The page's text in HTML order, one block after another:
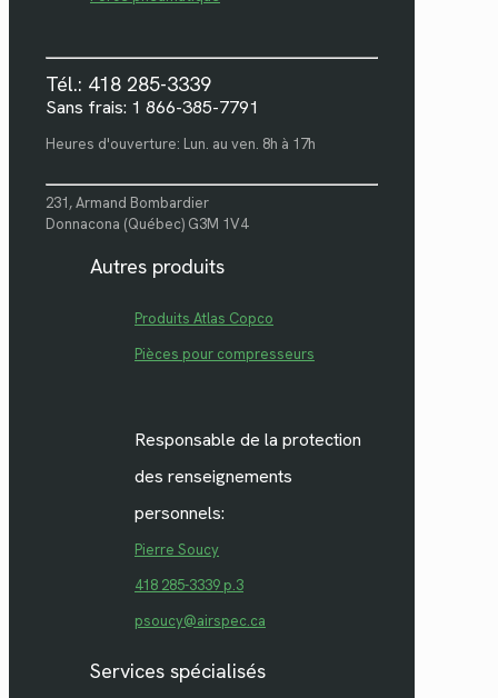
Tél.: 418 285-3339
Sans frais: 1 866-385-7791
Heures d'ouverture: Lun. au ven. 8h à 17h
231, Armand Bombardier
Donnacona (Québec) G3M 1V4
Autres produits
Produits Atlas Copco
Pièces pour compresseurs
Responsable de la protection
des renseignements
personnels:
Pierre Soucy
418 285-3339 p.3
psoucy@airspec.ca
Services spécialisés